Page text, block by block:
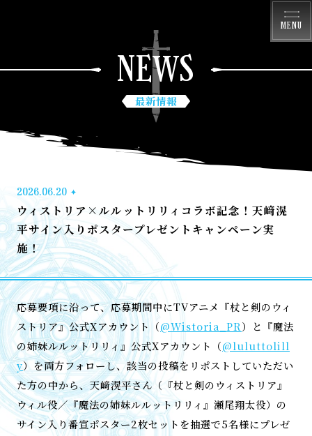
MENU
NEWS
最新情報
2026.06.20
ウィストリア×ルルットリリィコラボ記念！天﨑滉
平サイン入りポスタープレゼントキャンペーン実
施！
応募要項に沿って、応募期間中にTVアニメ『杖と剣のウィ
ストリア』公式Xアカウント（@Wistoria_PR）と『魔法
の姉妹ルルットリリィ』公式Xアカウント（@luluttolill
y）を両方フォローし、該当の投稿をリポストしていただい
た方の中から、天﨑滉平さん（『杖と剣のウィストリア』
ウィル役／『魔法の姉妹ルルットリリィ』瀬尾翔太役）の
サイン入り番宣ポスター2枚セットを抽選で5名様にプレゼ